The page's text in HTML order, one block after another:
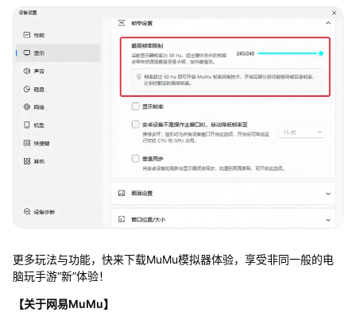
更多玩法与功能，快来下载MuMu模拟器体验，享受非同一般的电
脑玩手游“新”体验！
【关于网易MuMu】